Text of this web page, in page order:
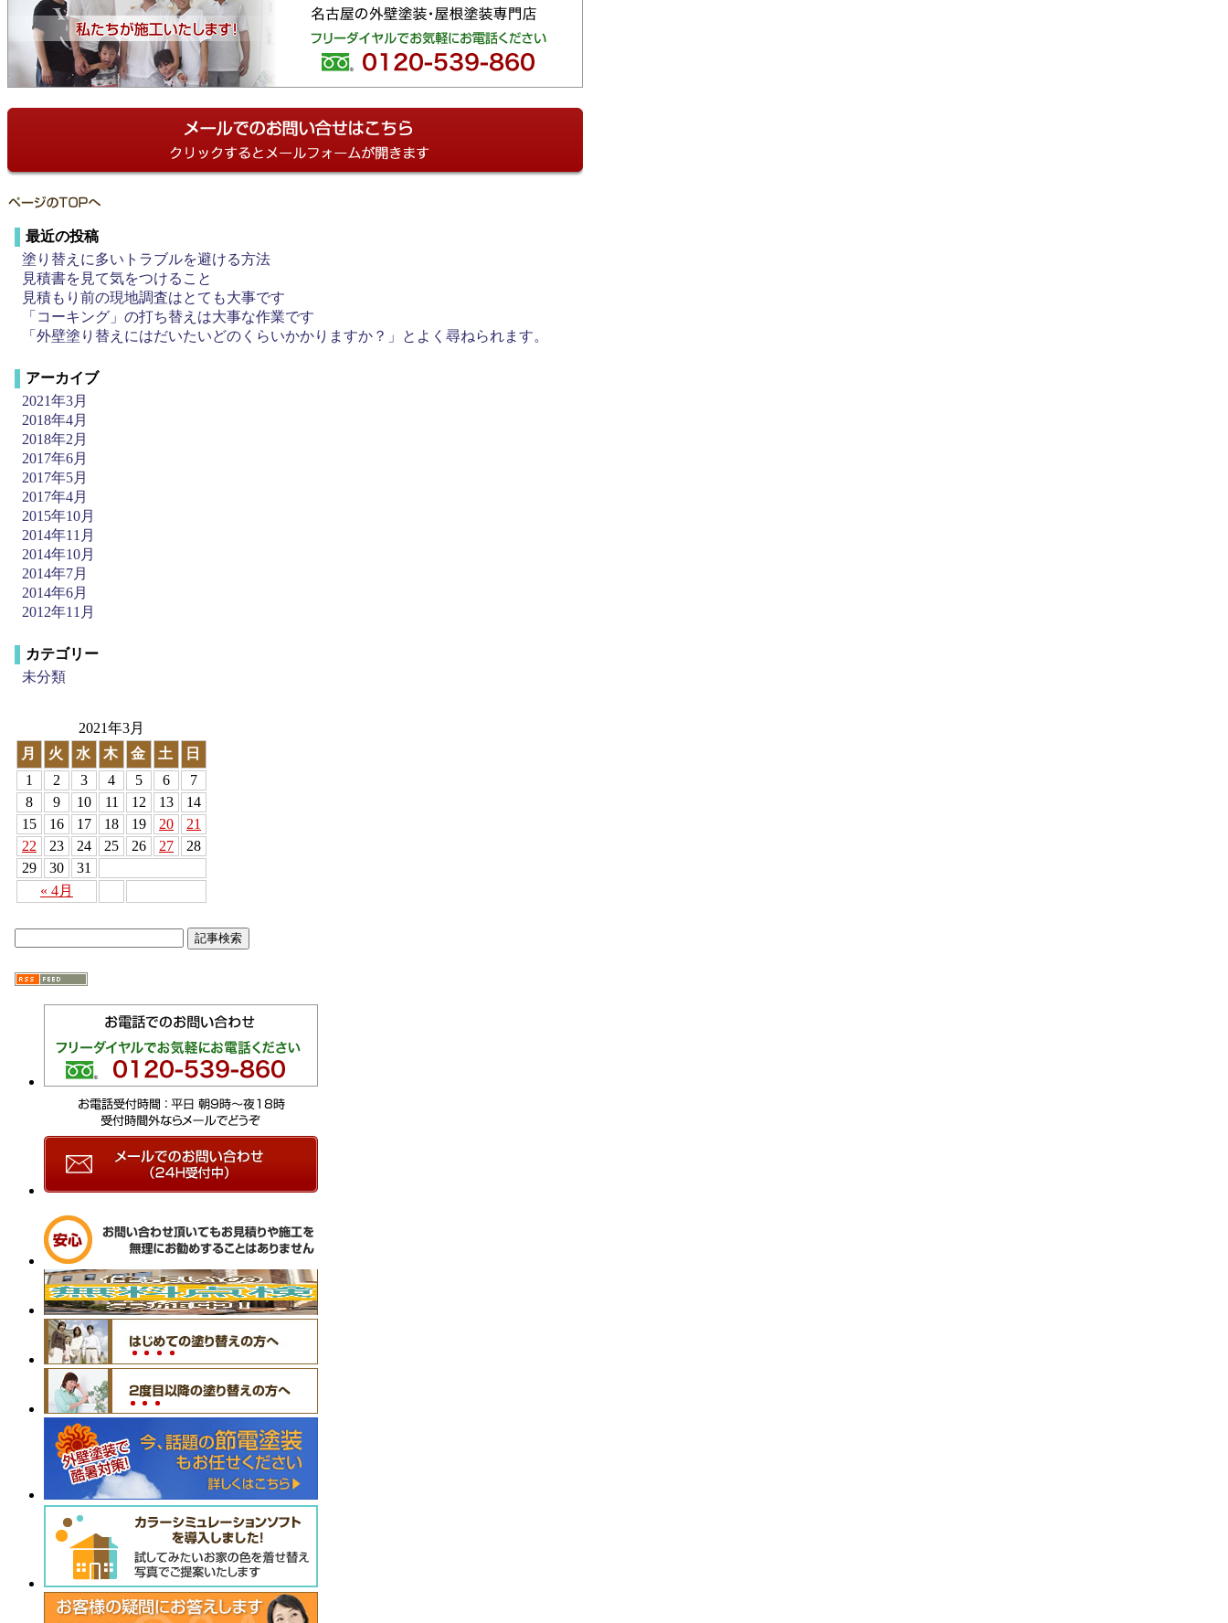
最近の投稿
塗り替えに多いトラブルを避ける方法
見積書を見て気をつけること
見積もり前の現地調査はとても大事です
「コーキング」の打ち替えは大事な作業です
「外壁塗り替えにはだいたいどのくらいかかりますか？」とよく尋ねられます。
アーカイブ
2021年3月
2018年4月
2018年2月
2017年6月
2017年5月
2017年4月
2015年10月
2014年11月
2014年10月
2014年7月
2014年6月
2012年11月
カテゴリー
未分類
2021年3月
月
火 水 木 金 土 日
« 4月
1 2 3 4 5 6
7
8
9 10 11 12 13
14
15
16 17 18 19 20
21
22
23 24 25 26 27
28
29
30 31